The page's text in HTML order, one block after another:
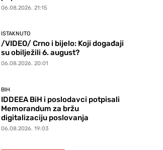
06.08.2026. 21:15
ISTAKNUTO
/VIDEO/ Crno i bijelo: Koji događaji
su obilježili 6. august?
06.08.2026. 20:01
BIH
IDDEEA BiH i poslodavci potpisali
Memorandum za bržu
digitalizaciju poslovanja
06.08.2026. 19:03